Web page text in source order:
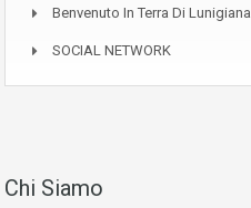
Benvenuto In Terra Di Lunigiana
SOCIAL NETWORK
Chi Siamo